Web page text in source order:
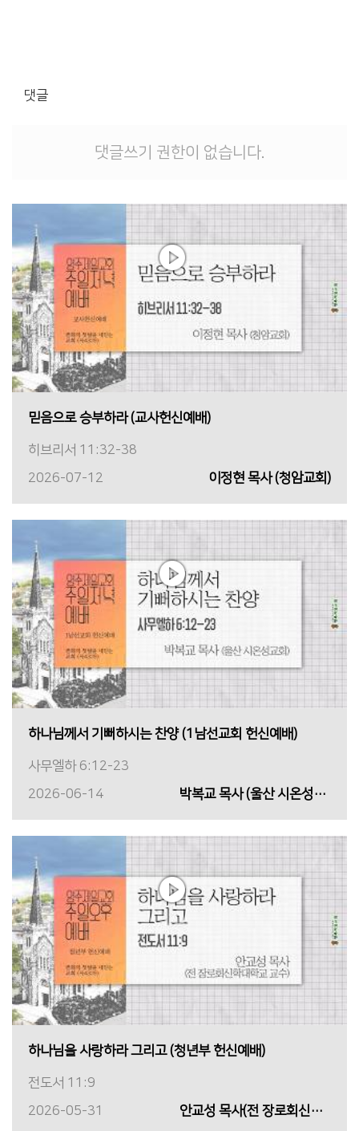
댓글
댓글쓰기 권한이 없습니다.
믿음으로 승부하라 (교사헌신예배)
히브리서 11:32-38
2026-07-12
이정현 목사 (청암교회)
하나님께서 기뻐하시는 찬양 (1남선교회 헌신예배)
사무엘하 6:12-23
2026-06-14
박복교 목사 (울산 시온성교회)
하나님을 사랑하라 그리고 (청년부 헌신예배)
전도서 11:9
2026-05-31
안교성 목사(전 장로회신학대학교 교수)